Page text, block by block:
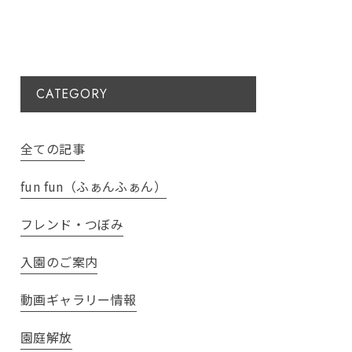
CATEGORY
全ての記事
fun fun（ふぁんふぁん）
フレンド・つぼみ
入園のご案内
動画ギャラリー情報
園庭解放